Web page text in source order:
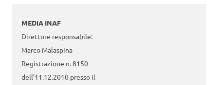
MEDIA INAF
Direttore responsabile:
Marco Malaspina
Registrazione n. 8150
dell’11.12.2010 presso il